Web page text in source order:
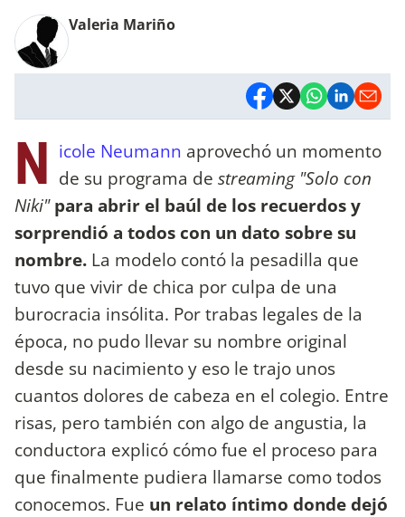
Valeria Mariño
N icole Neumann aprovechó un momento
de su programa de streaming "Solo con
Niki" para abrir el baúl de los recuerdos y
sorprendió a todos con un dato sobre su
nombre. La modelo contó la pesadilla que
tuvo que vivir de chica por culpa de una
burocracia insólita. Por trabas legales de la
época, no pudo llevar su nombre original
desde su nacimiento y eso le trajo unos
cuantos dolores de cabeza en el colegio. Entre
risas, pero también con algo de angustia, la
conductora explicó cómo fue el proceso para
que finalmente pudiera llamarse como todos
conocemos. Fue un relato íntimo donde dejó